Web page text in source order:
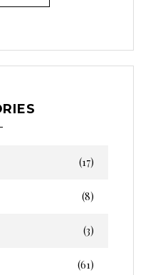
(17)
(8)
(3)
(61)